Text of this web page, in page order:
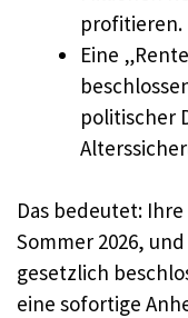
profitieren.
Eine
politischer
Das bedeutet:
Sommer 2026,
gesetzlich
eine sofortige